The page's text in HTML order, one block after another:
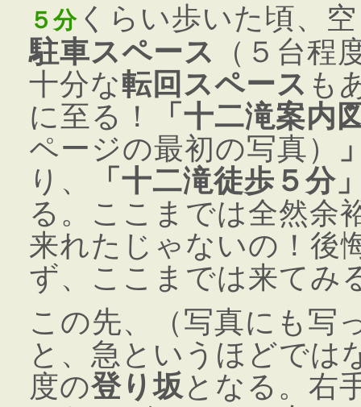
５分 くらい歩いた頃、
駐車スペース
（５台程
十分な転回スペース も
に至る！
「十二滝案内
ページの最初の写真）
り、
「十二滝徒歩５分
る。ここまでは全然余
来れたじゃないの！後
ず、ここまでは来てみ
この先、（写真にも写
と、急というほどでは
度の登り坂となる。右